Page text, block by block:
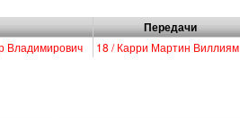
Передачи
Владимирович 18 / Карри Мартин Виллиям